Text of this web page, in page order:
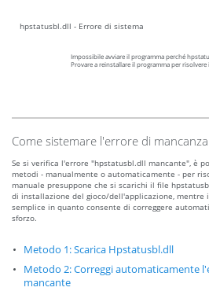
hpstatusbl.dll - Errore di sistema
Impossibile avviare il programma perché
Provare a reinstallare il programma per risolvere
Come sistemare l'errore di
Se si verifica l'errore "hpstatusbl.dll mancante", è
metodi - manualmente o automaticamente - per
manuale presuppone che si scarichi il file
di installazione del gioco/dell'applicazione, mentre
semplice in quanto consente di correggere
sforzo.
Metodo 1: Scarica Hpstatusbl.dll
Metodo 2: Correggi automaticamente
mancante